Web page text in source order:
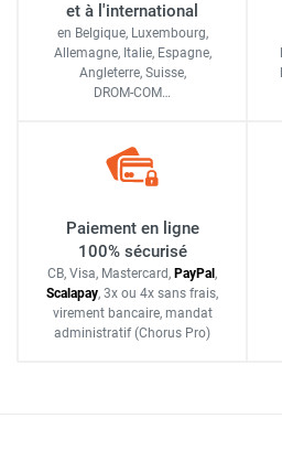
et à l'international
en Belgique, Luxembourg,
Allemagne, Italie, Espagne,
Angleterre, Suisse,
DROM-COM…
Paiement en ligne
100% sécurisé
CB, Visa, Mastercard, PayPal ,
Scalapay, 3x ou 4x sans frais,
virement bancaire, mandat
administratif (Chorus Pro)